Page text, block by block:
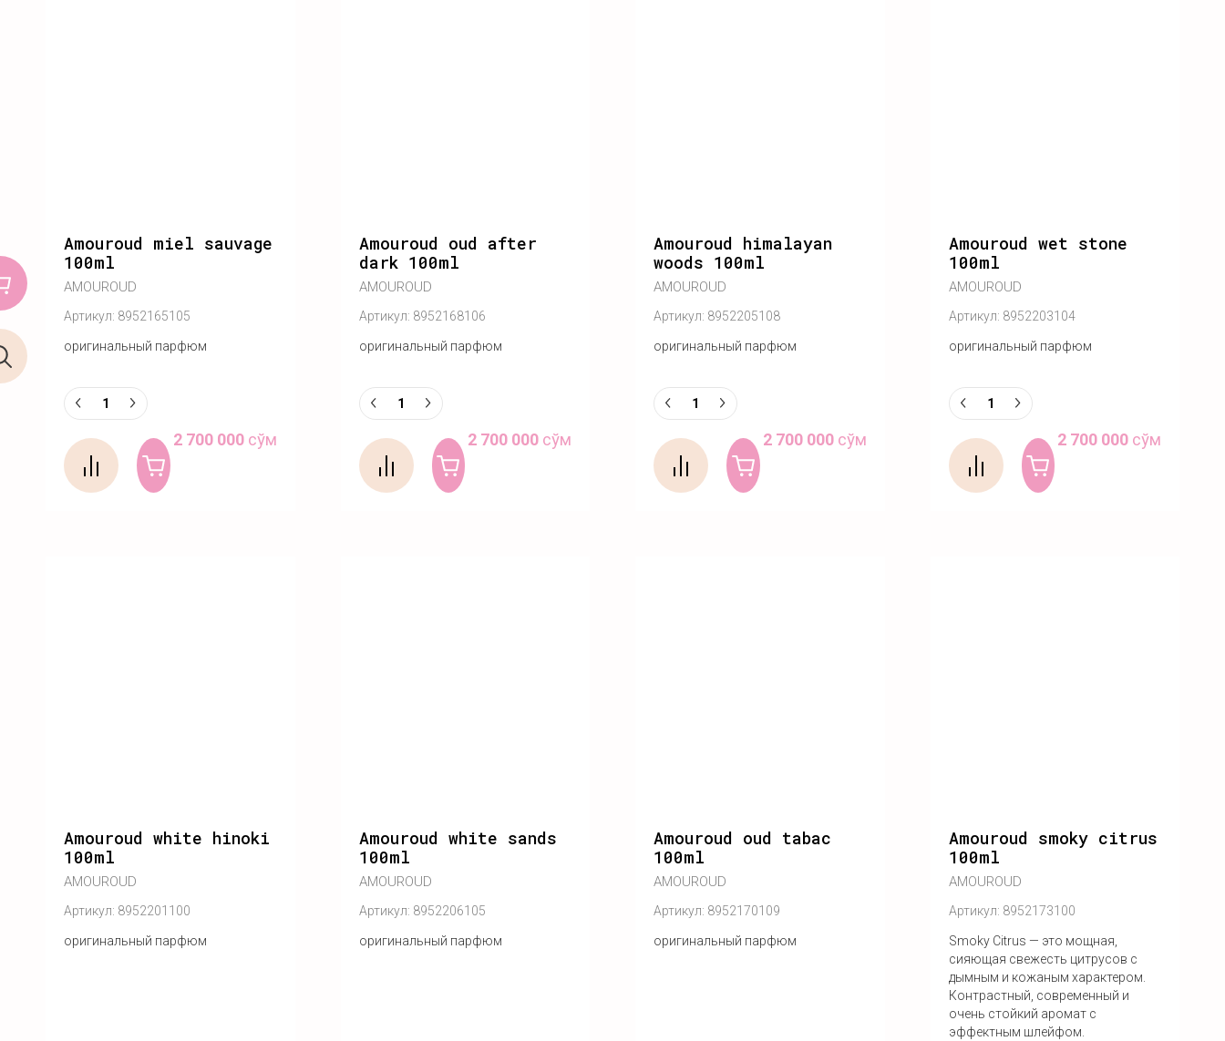
Amouroud miel sauvage
100ml
AMOUROUD
Артикул: 8952165105
оригинальный парфюм
2 700 000сўм
Amouroud oud after
dark 100ml
AMOUROUD
Артикул: 8952168106
оригинальный парфюм
2 700 000 сўм
Amouroud himalayan
woods 100ml
AMOUROUD
Артикул: 8952205108
оригинальный парфюм
2 700 000сўм
Amouroud wet stone
100ml
AMOUROUD
Артикул: 8952203104
оригинальный парфюм
2 700 000 сўм
Купить
Amouroud white hinoki
100ml
AMOUROUD
Артикул: 8952201100
оригинальный парфюм
Amouroud white sands
100ml
AMOUROUD
Артикул: 8952206105
оригинальный парфюм
Amouroud oud tabac
100ml
AMOUROUD
Артикул: 8952170109
оригинальный парфюм
Amouroud smoky citrus
100ml
AMOUROUD
Артикул: 8952173100
Smoky Citrus — это мощная,
сияющая свежесть цитрусов с
дымным и кожаным характером.
Контрастный, современный и
очень стойкий аромат с
эффектным шлейфом.